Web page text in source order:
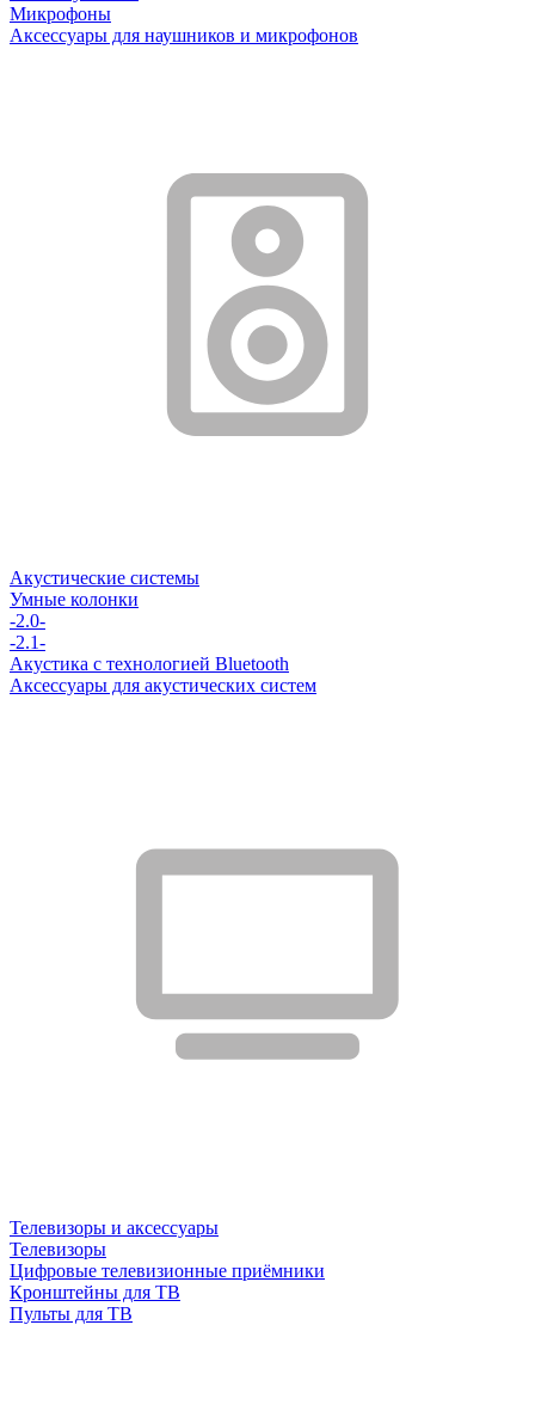
Микрофоны
Аксессуары для наушников и микрофонов
Акустические системы
Умные колонки
-2.0-
-2.1-
Акустика с технологией Bluetooth
Аксессуары для акустических систем
Телевизоры и аксессуары
Телевизоры
Цифровые телевизионные приёмники
Кронштейны для ТВ
Пульты для ТВ